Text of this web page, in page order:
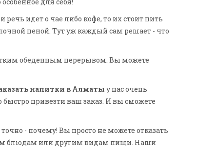
идет о чае либо кофе, то их стоит пить
пеной. Тут уж каждый сам решает - что
обеденным перерывом. Вы можете
напитки в Алматы у нас очень
привезти ваш заказ. И вы сможете
- почему! Вы просто не можете отказать
блюдам или другим видам пищи. Наши